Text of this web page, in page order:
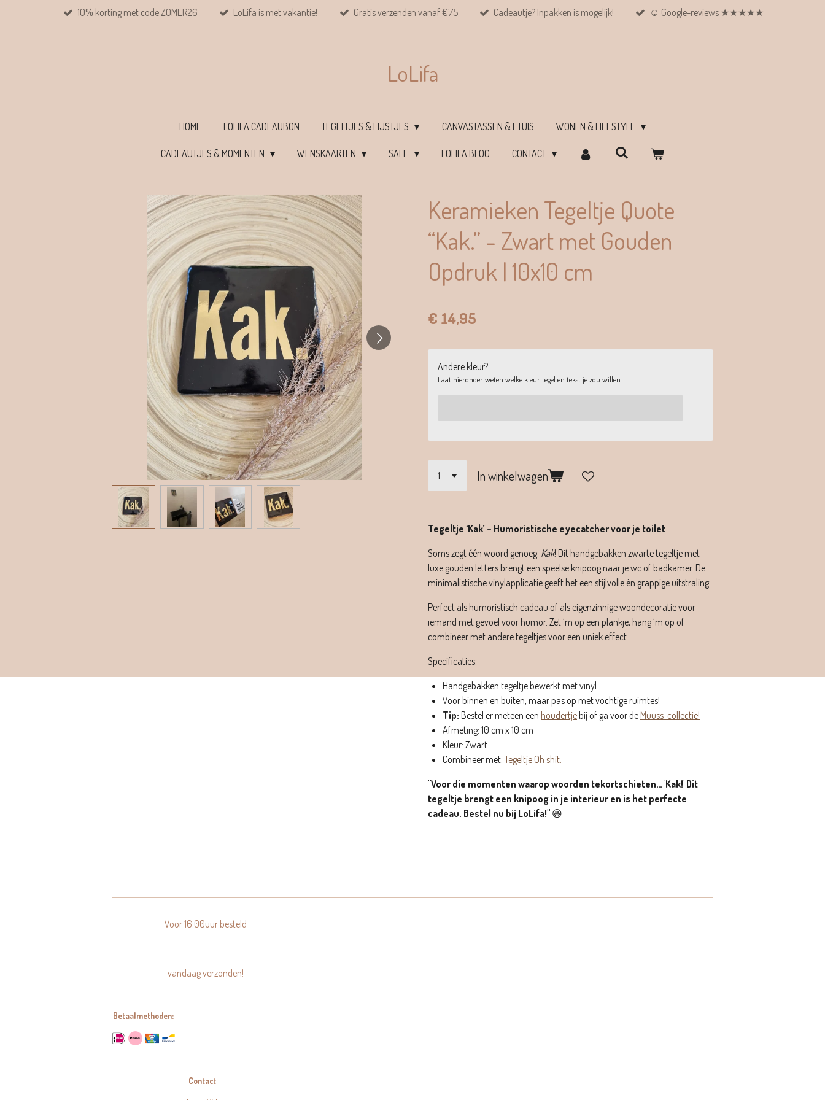
10% korting met code ZOMER26 LoLifa is met vakantie! Gratis verzenden vanaf €75 Cadeautje? Inpakken is mogelijk! ☺︎ Google-reviews ★★★★★
LoLifa
HOME LOLIFA CADEAUBON TEGELTJES & LIJSTJES CANVASTASSEN & ETUIS WONEN & LIFESTYLE
CADEAUTJES & MOMENTEN WENSKAARTEN SALE LOLIFA BLOG CONTACT
Keramieken Tegeltje Quote
“Kak.” - Zwart met Gouden
Opdruk | 10x10 cm
€ 14,95
Andere kleur?
Laat hieronder weten welke kleur tegel en tekst je zou willen.
In winkelwagen
Tegeltje ‘Kak’ – Humoristische eyecatcher voor je toilet
Soms zegt één woord genoeg: Kak! Dit handgebakken zwarte tegeltje met
luxe gouden letters brengt een speelse knipoog naar je wc of badkamer. De
minimalistische vinylapplicatie geeft het een stijlvolle én grappige uitstraling.
Perfect als humoristisch cadeau of als eigenzinnige woondecoratie voor
iemand met gevoel voor humor. Zet ‘m op een plankje, hang ‘m op of
combineer met andere tegeltjes voor een uniek effect.
Specificaties:
Handgebakken tegeltje bewerkt met vinyl.
Voor binnen en buiten, maar pas op met vochtige ruimtes!
Tip: Bestel er meteen een houdertje bij of ga voor de Muuss-collectie!
Afmeting: 10 cm x 10 cm
Kleur: Zwart
Combineer met: Tegeltje Oh shit.
"Voor die momenten waarop woorden tekortschieten… 'Kak!' Dit
tegeltje brengt een knipoog in je interieur en is het perfecte
cadeau. Bestel nu bij LoLifa!" 😆
Voor 16:00uur besteld
=
vandaag verzonden!
Betaalmethoden:
Contact